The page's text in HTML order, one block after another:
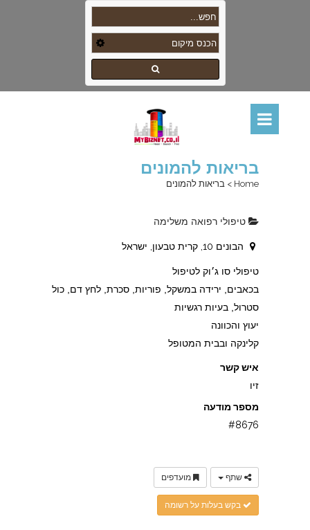
בריאות להמונים
Home
> בריאות להמונים
טיפולי רפואה משלימה
הבונים 10, קרית טבעון, ישראל
טיפולי סו ג׳וק לטיפול
בכאבים, ירידה במשקל, פוריות, סכרת, לחץ דם, כול
סטרול, בעיות רגשיות
יעוץ והכוונה
קלינקה ובבית המטופל
איש קשר
זיו
מספר מודעה
#8676
שתף מועדפים
בקש בעלות על רשומה